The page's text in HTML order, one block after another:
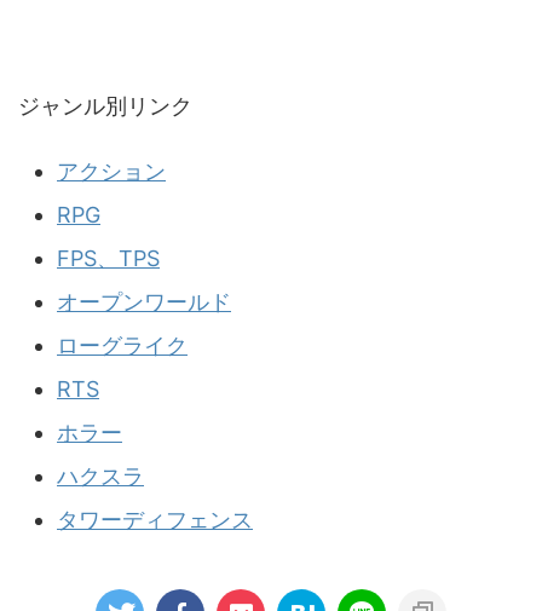
ジャンル別リンク
アクション
RPG
FPS、TPS
オープンワールド
ローグライク
RTS
ホラー
ハクスラ
タワーディフェンス